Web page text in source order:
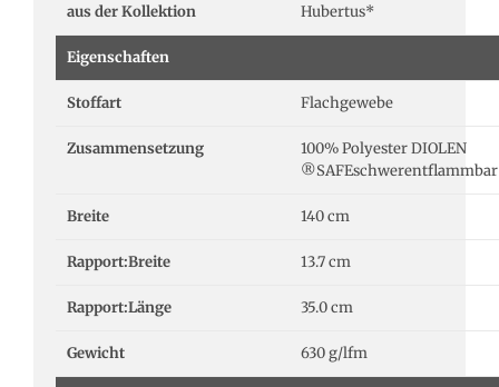
aus der Kollektion Hubertus*
Eigenschaften
Stoffart Flachgewebe
Zusammensetzung
100% Polyester DIOLEN
®SAFEschwerentflammbar
Breite 140 cm
Rapport:Breite 13.7 cm
Rapport:Länge 35.0 cm
Gewicht 630 g/lfm